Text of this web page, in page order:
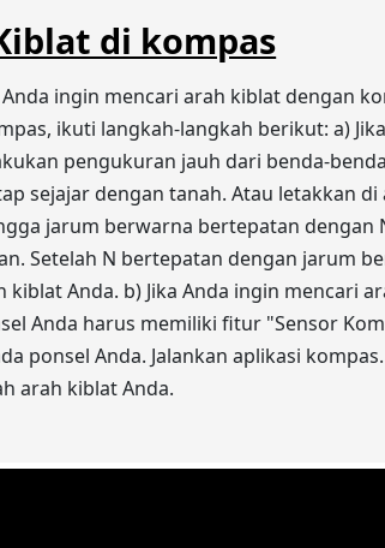
di kompas
Anda ingin mencari arah kiblat dengan
ikuti langkah-langkah berikut: a)
pengukuran jauh dari benda-
sejajar dengan tanah. Atau letakkan
jarum berwarna bertepatan dengan
Setelah N bertepatan dengan jarum
kiblat Anda. b) Jika Anda ingin mencari
Anda harus memiliki fitur "Sensor
ponsel Anda. Jalankan aplikasi
arah kiblat Anda.